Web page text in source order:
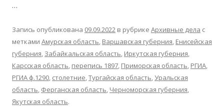
…
Запись опубликована 09.09.2022 в рубрике Архивные дела с
метками Амурская область, Варшавская губерния, Енисейская
губерния, Забайкальская область, Иркутская губерния,
Карсская область, перепись 1897, Приморская область, РГИА,
РГИА ф.1290, столетние,Тургайская область,Уральская
область, Ферганская область, Черноморская губерния,
Якутская область.